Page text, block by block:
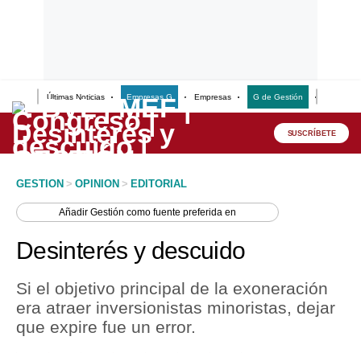
Últimas Noticias Empresas G Empresas G de Gestión
Lo último
Peru Quiosco
Economía
Mercados
Perú
SUSCRÍBETE
GESTION > OPINION > EDITORIAL
AñadirGestión como fuente preferida en
Desinterés y descuido
Si el objetivo principal de la exoneración
era atraer inversionistas minoristas, dejar
que expire fue un error.